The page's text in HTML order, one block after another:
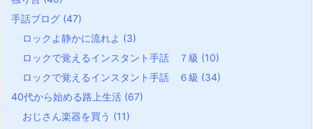
手話ブログ (47)
ロックよ静かに流れよ (3)
ロックで覚えるインスタント手話 ７級 (10)
ロックで覚えるインスタント手話 ６級 (34)
40代から始める路上生活 (67)
おじさん楽器を買う (11)